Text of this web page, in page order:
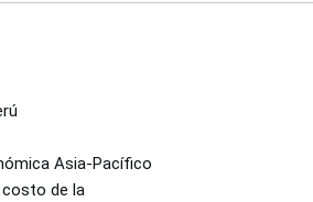
Asia-Pacífico
costo de la